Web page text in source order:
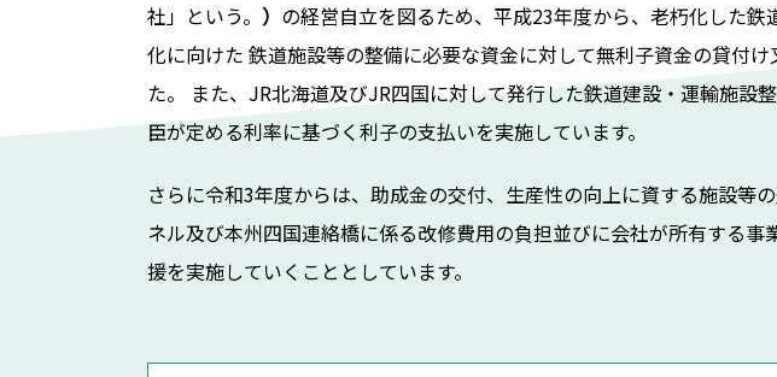
社」という。 ） の経営自立を図るため、平成23年度から、老朽化した
化に向けた 鉄道施設等の整備に必要な資金に対して無利子資金の貸付
た。 また、JR北海道及びJR四国に対して発行した鉄道建設・運輸施設
臣が定める利率に基づく利子の支払いを実施しています。
さらに令和3年度からは、助成金の交付、生産性の向上に資する施設等
ネル及び本州四国連絡橋に係る改修費用の負担並びに会社が所有する
援を実施していくこととしています。